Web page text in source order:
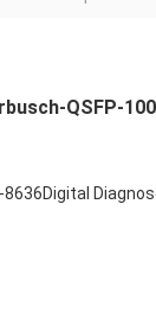
QSFP-
8636Digital